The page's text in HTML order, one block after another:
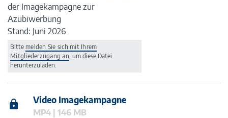
der Imagekampagne zur
Azubiwerbung
Stand: Juni 2026
Bitte melden Sie sich mit Ihrem
Mitgliederzugang an, um diese Datei
herunterzuladen.
Video Imagekampagne
MP4 | 146 MB